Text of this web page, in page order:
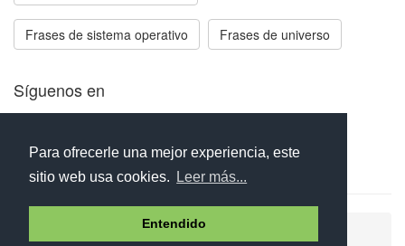
Para ofrecerle una mejor experiencia, este
sitio web usa cookies.
Leer más...
Entendido
Frases de sistema operativo Frases de universo
Síguenos en
Aviso legal